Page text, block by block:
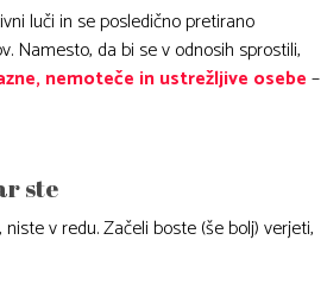
luči in se posledično pretirano
Namesto, da bi se v odnosih sprostili,
nemoteče in ustrežljive osebe–
ste
v redu. Začeli boste (še bolj) verjeti,